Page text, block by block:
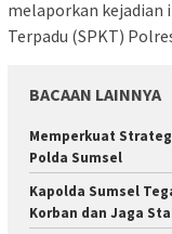
melaporkan kejadian
Terpadu (SPKT)
BACAAN LAINNYA
Memperkuat
Polda Sumsel
Kapolda Sumsel
Korban dan Jaga